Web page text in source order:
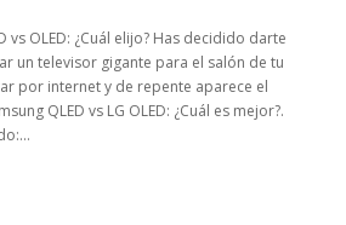
vs OLED: ¿Cuál elijo? Has decidido darte
un televisor gigante para el salón de tu
por internet y de repente aparece el
QLED vs LG OLED: ¿Cuál es mejor?.